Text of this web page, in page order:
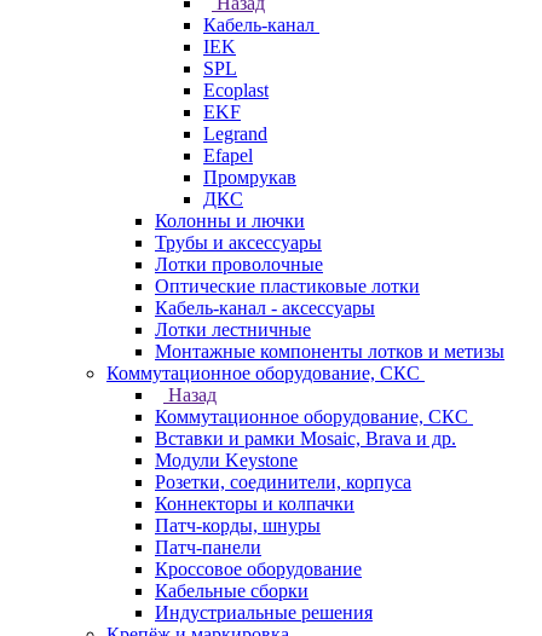
Кабель-канал
IEK
SPL
Ecoplast
EKF
Legrand
Efapel
Промрукав
ДКС
Колонны и лючки
Трубы и аксессуары
Лотки проволочные
Оптические пластиковые лотки
Кабель-канал - аксессуары
Лотки лестничные
Монтажные компоненты лотков и метизы
Коммутационное оборудование, СКС
Назад
Коммутационное оборудование, СКС
Вставки и рамки Mosaic, Brava и др.
Модули Keystone
Розетки, соединители, корпуса
Коннекторы и колпачки
Патч-корды, шнуры
Патч-панели
Кроссовое оборудование
Кабельные сборки
Индустриальные решения